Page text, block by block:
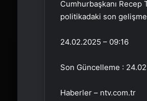
Cumhurbaşkanı Recep
politikadaki son
24.02.2025 – 09:16
Son Güncelleme :
Haberler – ntv.com.tr